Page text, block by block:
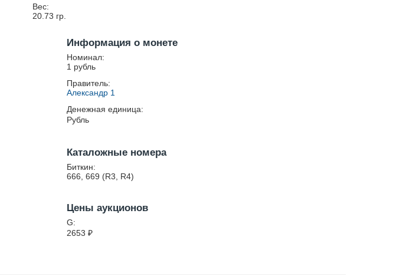
Вес:
20.73 гр.
Информация о монете
Номинал:
1 рубль
Правитель:
Александр 1
Денежная единица:
Рубль
Каталожные номера
Биткин:
666, 669 (R3, R4)
Цены аукционов
G:
2653 ₽